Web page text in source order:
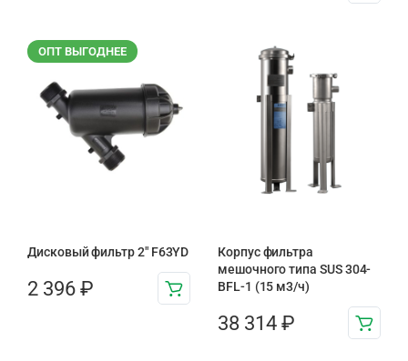
ОПТ ВЫГОДНЕЕ
Дисковый фильтр 2″ F63YD
2 396 ₽
Корпус фильтра
мешочного типа SUS 304-
BFL-1 (15 м3/ч)
38 314 ₽